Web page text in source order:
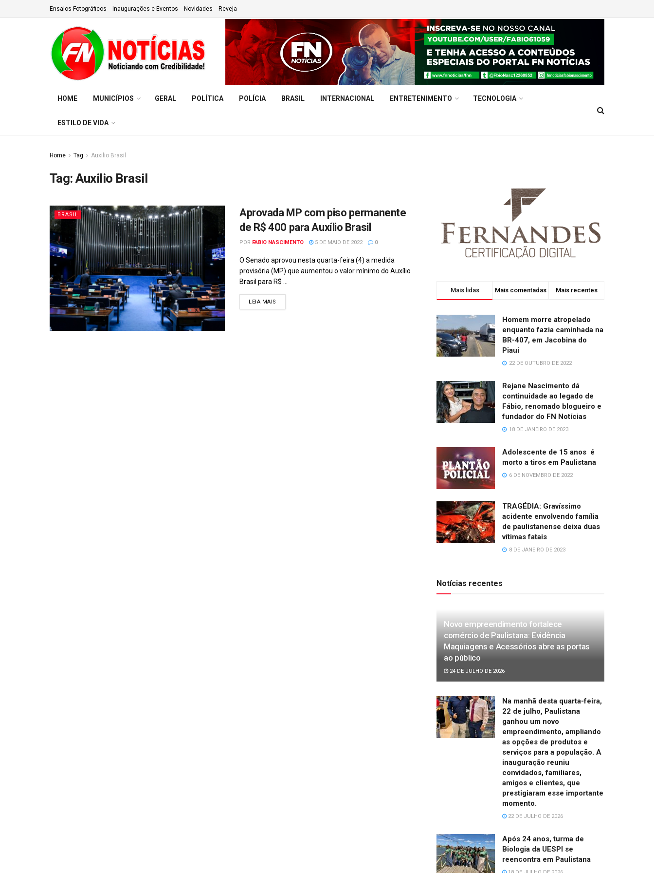
Ensaios Fotográficos Inaugurações e Eventos Novidades Reveja
HOME MUNICÍPIOS GERAL POLÍTICA POLÍCIA BRASIL INTERNACIONAL ENTRETENIMENTO TECNOLOGIA
ESTILO DE VIDA
Home Tag Auxilio Brasil
Tag:Auxilio Brasil
BRASIL
Aprovada MP com piso permanente
de R$ 400 para Auxílio Brasil
POR FABIO NASCIMENTO 5 DE MAIO DE 2022 0
O Senado aprovou nesta quarta-feira (4) a medida
provisória (MP) que aumentou o valor mínimo do Auxílio
Brasil para R$ ...
LEIA MAIS
Mais lidas Mais comentadas Mais recentes
Homem morre atropelado
enquanto fazia caminhada na
BR-407, em Jacobina do
Piaui
22 DE OUTUBRO DE 2022
Rejane Nascimento dá
continuidade ao legado de
Fábio, renomado blogueiro e
fundador do FN Notícias
18 DE JANEIRO DE 2023
Adolescente de 15 anos é
morto a tiros em Paulistana
6 DE NOVEMBRO DE 2022
TRAGÉDIA: Gravíssimo
acidente envolvendo família
de paulistanense deixa duas
vítimas fatais
8 DE JANEIRO DE 2023
Notícias recentes
Novo empreendimento fortalece
comércio de Paulistana: Evidência
Maquiagens e Acessórios abre as portas
ao público
24 DE JULHO DE 2026
Na manhã desta quarta-feira,
22 de julho, Paulistana
ganhou um novo
empreendimento, ampliando
as opções de produtos e
serviços para a população. A
inauguração reuniu
convidados, familiares,
amigos e clientes, que
prestigiaram esse importante
momento.
22 DE JULHO DE 2026
Após 24 anos, turma de
Biologia da UESPI se
reencontra em Paulistana